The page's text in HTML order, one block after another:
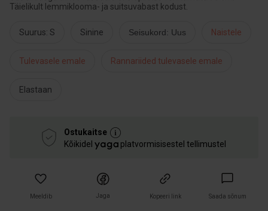
Täielikult lemmiklooma- ja suitsuvabast kodust.
Suurus: S Sinine Seisukord: Uus Naistele
Tulevasele emale Rannariided tulevasele emale
Elastaan
Ostukaitse
Kõikidel
platvormisisestel tellimustel
Meeldib Jaga Kopeeri link Saada sõnum